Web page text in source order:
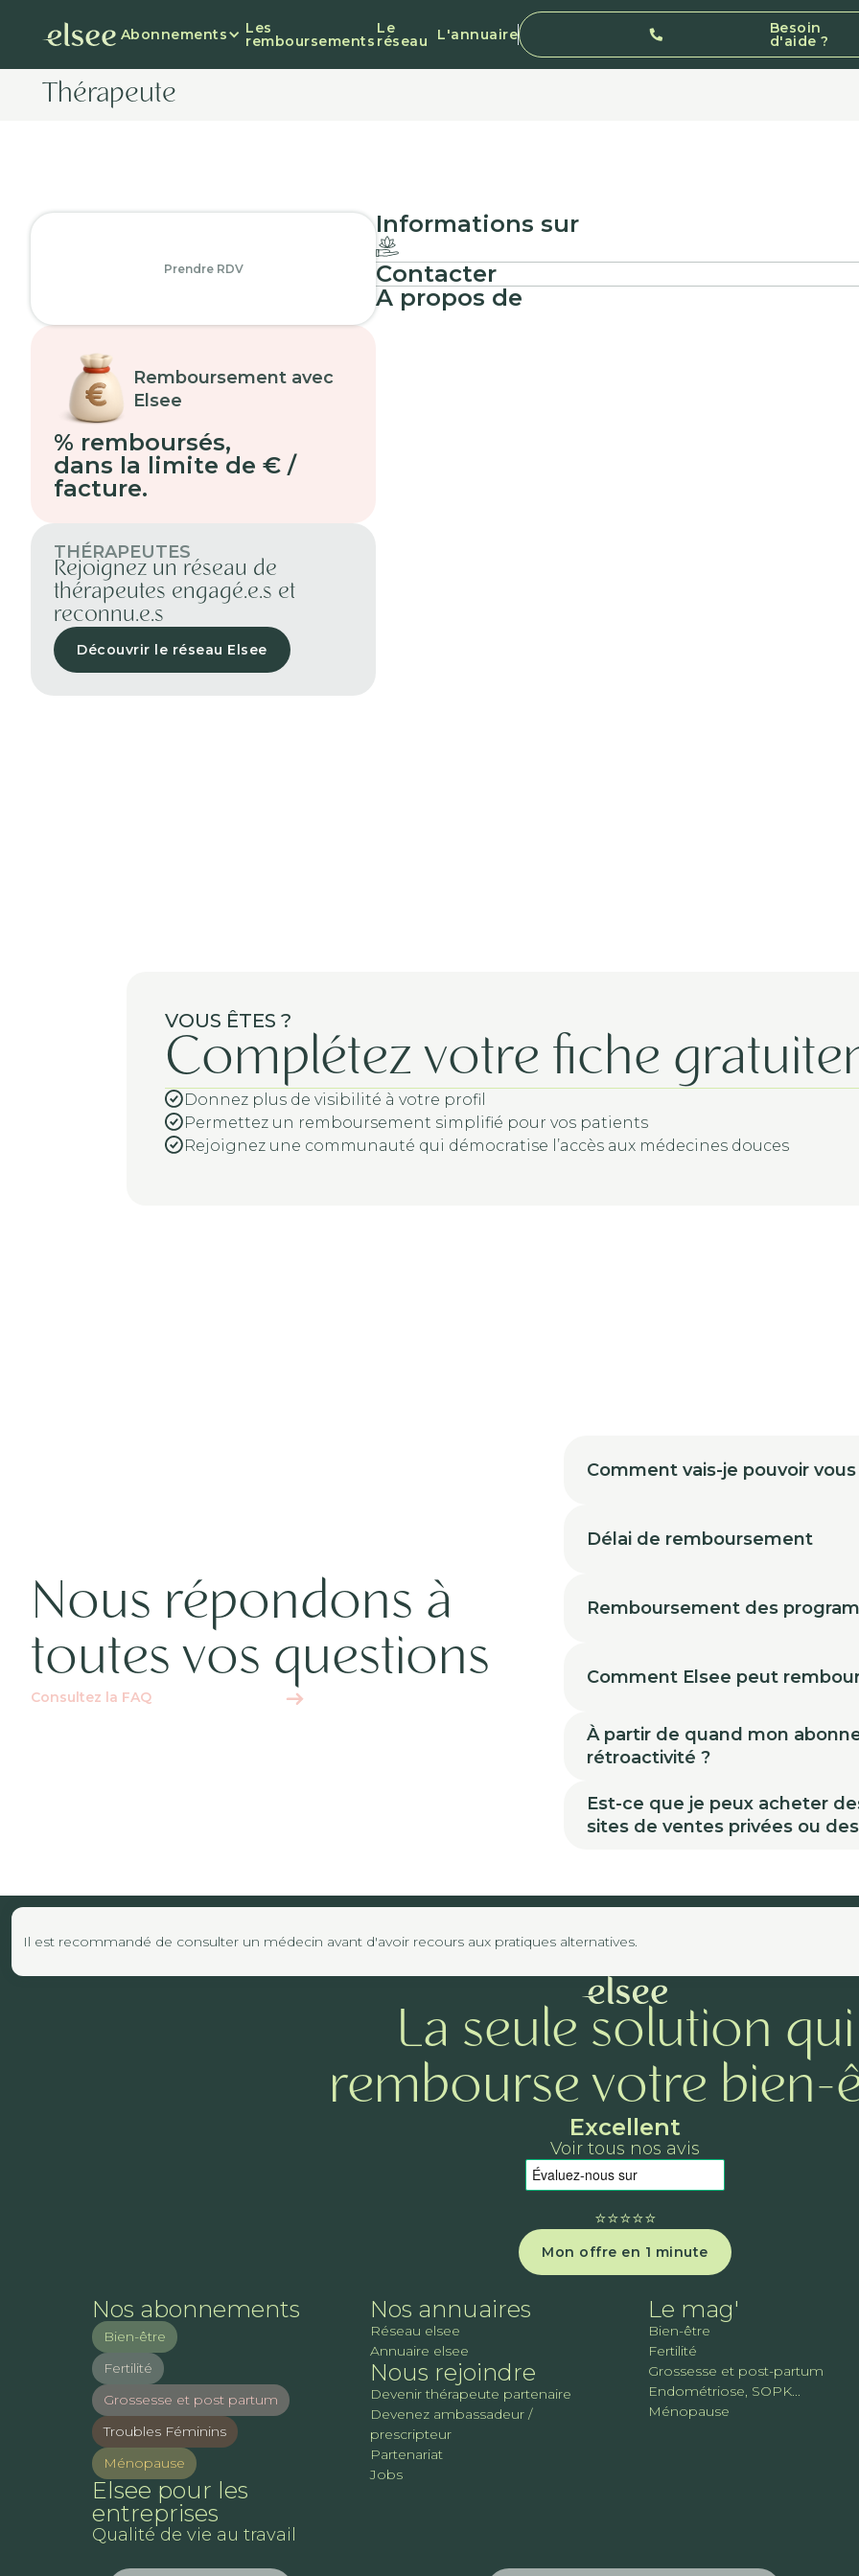
Abonnements Les
remboursements
Le
réseau L'annuaire Besoin
d'aide ?
Thérapeute
Prendre RDV
Remboursement avec
Elsee
% remboursés,
dans la limite de € /
facture.
THÉRAPEUTES
Rejoignez un réseau de
thérapeutes engagé.e.s et
reconnu.e.s
Découvrir le réseau Elsee
Informations sur
Contacter
A propos de
VOUS ÊTES ?
Complétez votre fiche
Donnez plus de visibilité à votre profil
Permettez un remboursement simplifié pour vos patients
Rejoignez une communauté qui démocratise l’accès aux médecines douces
Nous répondons à
toutes vos questions
Consultez la FAQ
Comment vais-je pouvoir
Délai de remboursement
Remboursement des
Comment Elsee peut
À partir de quand mon
rétroactivité ?
Est-ce que je peux acheter
sites de ventes privées ou
Il est recommandé de consulter un médecin avant d'avoir recours aux pratiques alternatives.
La seule solution qui
rembourse votre bien-
Excellent
Voir tous nos avis
⭐️⭐️⭐️⭐️⭐️
Mon offre en 1 minute
Nos abonnements
Bien-être
Fertilité
Grossesse et post partum
Troubles Féminins
Ménopause
Elsee pour les
entreprises
Qualité de vie au travail
Nos annuaires
Réseau elsee
Annuaire elsee
Nous rejoindre
Devenir thérapeute partenaire
Devenez ambassadeur /
prescripteur
Partenariat
Jobs
Le mag'
Bien-être
Fertilité
Grossesse et post-partum
Endométriose, SOPK...
Ménopause